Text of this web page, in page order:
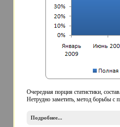
Очередная порция статистики,
Нетрудно заметить, метод борьбы с
Подробнее...